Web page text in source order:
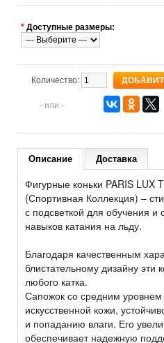
* Доступные размеры:
Количество:
- или -
Описание Доставка
Фигурные коньки PARIS LUX
(Спортивная Коллекция) –
с подсветкой для обучения и
навыков катания на льду.
Благодаря качественным
блистательному дизайну эти
любого катка.
Сапожок со средним уровнем
искусственной кожи,
и попаданию влаги. Его
обеспечивает надежную